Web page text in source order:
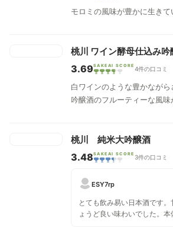
モロミの風味が豊かに生きて
桃川 ワイン酵母仕込み吟
3.69SAKEAI SCORE 4件の口コミ
白ワインのような豊かながら
吟醸酒のフルーティーな風
桃川 純米大吟醸酒
3.48SAKEAI SCORE 3件の口コミ
ESY7rp
とても飲み易い日本酒です
ょうど良い味わいでした。